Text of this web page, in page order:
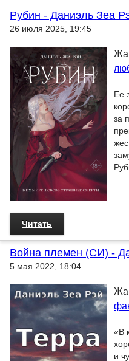
Рубин - Даниэль Зеа
26 июля 2025, 19:45
Ее
за
Читать
Война племен (СИ) -
5 мая 2022, 18:04
«В
и